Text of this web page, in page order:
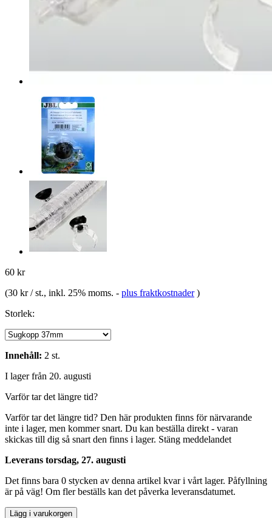
60 kr
(30 kr / st., inkl. 25% moms. - plus fraktkostnader )
Storlek:
Innehåll: 2 st.
I lager från 20. augusti
Varför tar det längre tid?
Varför tar det längre tid? Den här produkten finns för närvarande
inte i lager, men kommer snart. Du kan beställa direkt - varan
skickas till dig så snart den finns i lager. Stäng meddelandet
Leverans torsdag, 27. augusti
Det finns bara 0 stycken av denna artikel kvar i vårt lager. Påfyllning
är på väg! Om fler beställs kan det påverka leveransdatumet.
Lägg i varukorgen